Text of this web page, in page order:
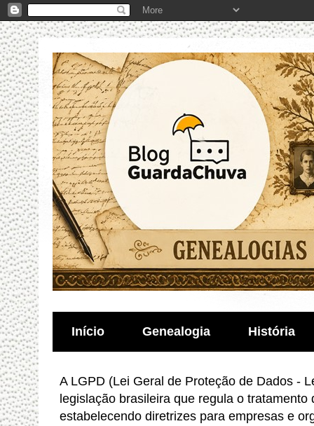
Início Genealogia História
A LGPD (Lei Geral de Proteção de Dados -
legislação brasileira que regula o tratamento
estabelecendo diretrizes para empresas e